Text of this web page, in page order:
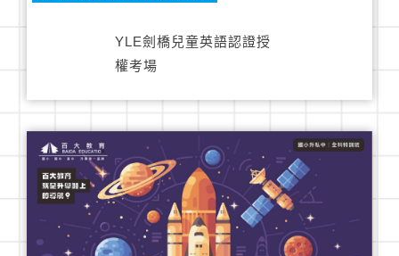
YLE劍橋兒童英語認證授
權考場